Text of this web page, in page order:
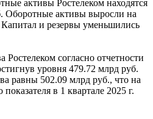
активы компании
по сравнению с 1191.69 млрд
Оборотные активы выросли на
и резервы уменьшились
Ростелеком согласно отчетности